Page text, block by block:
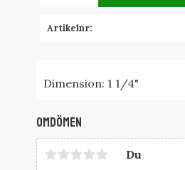
Artikelnr
Dimension: 1 1/4"
Omdömen
Du